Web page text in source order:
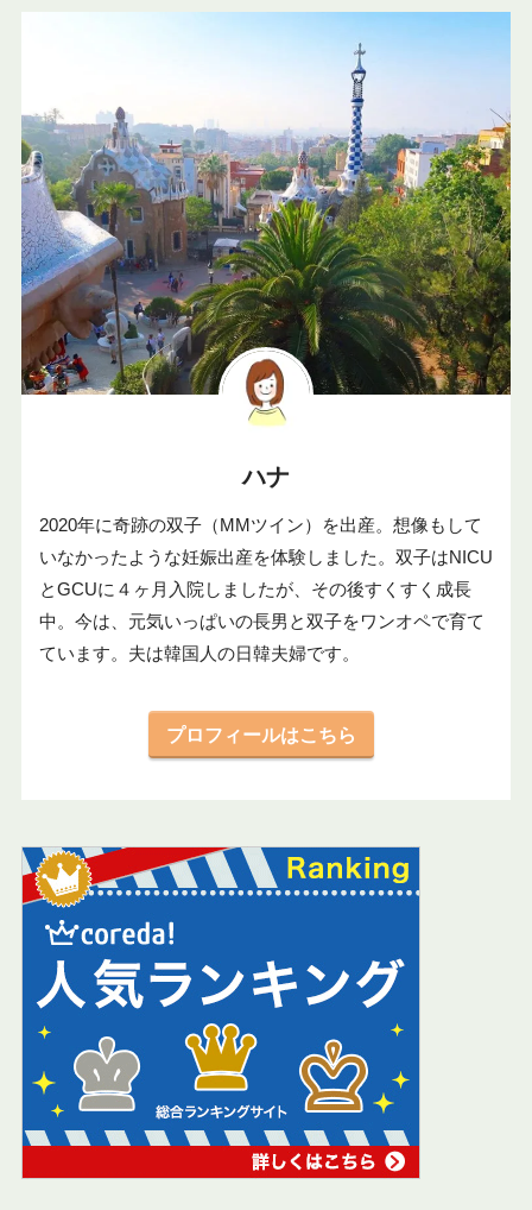
ハナ
2020年に奇跡の双子（MMツイン）を出産。想像もして
いなかったような妊娠出産を体験しました。双子はNICU
とGCUに４ヶ月入院しましたが、その後すくすく成長
中。今は、元気いっぱいの長男と双子をワンオペで育て
ています。夫は韓国人の日韓夫婦です。
プロフィールはこちら